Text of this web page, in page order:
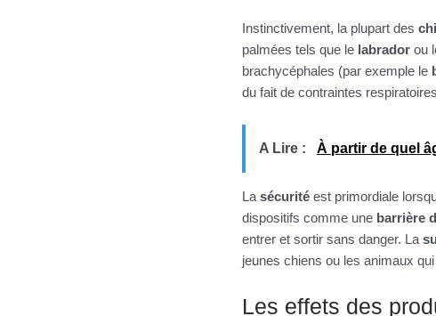
Instinctivement, la plupart des
palmées tels que le labrador ou
brachycéphales (par exemple le
du fait de contraintes
A Lire : À partir de quel
La sécurité est primordiale
dispositifs comme une barrière
entrer et sortir sans danger. La
jeunes chiens ou les animaux
Les effets des